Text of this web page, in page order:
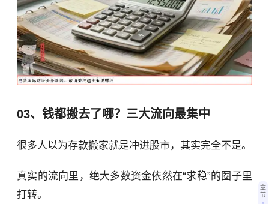
03、钱都搬去了哪？三大流向最集中
很多人以为存款搬家就是冲进股市，其实完全不是。
真实的流向里，绝大多数资金依然在“求稳”的圈子里
打转。
章
节